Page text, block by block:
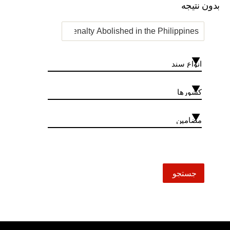
بدون نتیجه